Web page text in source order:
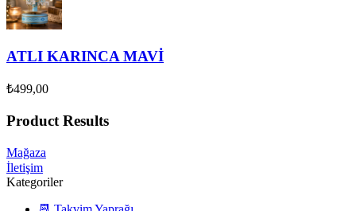
ATLI KARINCA MAVİ
₺499,00
Product Results
Mağaza
İletişim
Kategoriler